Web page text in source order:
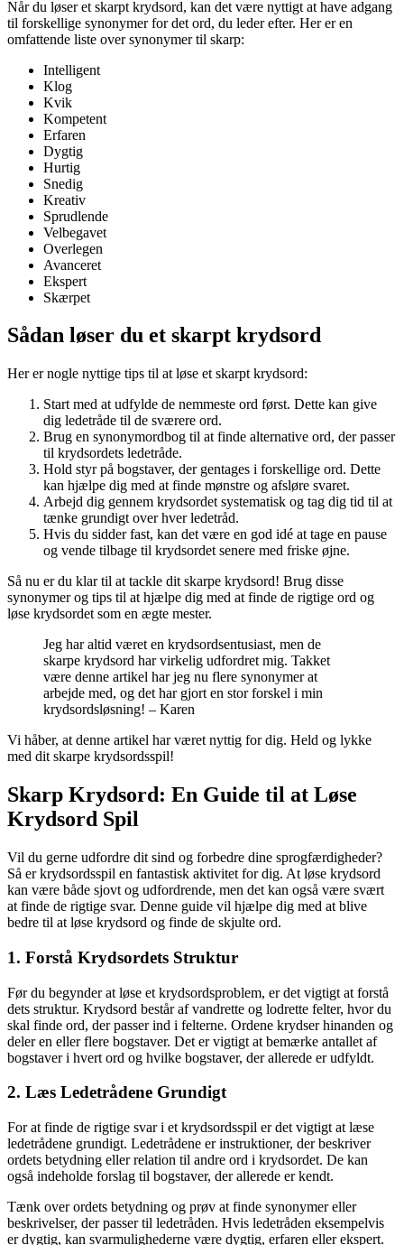
Når du løser et skarpt krydsord, kan det være nyttigt at have adgang
til forskellige synonymer for det ord, du leder efter. Her er en
omfattende liste over synonymer til skarp:
Intelligent
Klog
Kvik
Kompetent
Erfaren
Dygtig
Hurtig
Snedig
Kreativ
Sprudlende
Velbegavet
Overlegen
Avanceret
Ekspert
Skærpet
Sådan løser du et skarpt krydsord
Her er nogle nyttige tips til at løse et skarpt krydsord:
Start med at udfylde de nemmeste ord først. Dette kan give
dig ledetråde til de sværere ord.
Brug en synonymordbog til at finde alternative ord, der passer
til krydsordets ledetråde.
Hold styr på bogstaver, der gentages i forskellige ord. Dette
kan hjælpe dig med at finde mønstre og afsløre svaret.
Arbejd dig gennem krydsordet systematisk og tag dig tid til at
tænke grundigt over hver ledetråd.
Hvis du sidder fast, kan det være en god idé at tage en pause
og vende tilbage til krydsordet senere med friske øjne.
Så nu er du klar til at tackle dit skarpe krydsord! Brug disse
synonymer og tips til at hjælpe dig med at finde de rigtige ord og
løse krydsordet som en ægte mester.
Jeg har altid været en krydsordsentusiast, men de
skarpe krydsord har virkelig udfordret mig. Takket
være denne artikel har jeg nu flere synonymer at
arbejde med, og det har gjort en stor forskel i min
krydsordsløsning! – Karen
Vi håber, at denne artikel har været nyttig for dig. Held og lykke
med dit skarpe krydsordsspil!
Skarp Krydsord: En Guide til at Løse
Krydsord Spil
Vil du gerne udfordre dit sind og forbedre dine sprogfærdigheder?
Så er krydsordsspil en fantastisk aktivitet for dig. At løse krydsord
kan være både sjovt og udfordrende, men det kan også være svært
at finde de rigtige svar. Denne guide vil hjælpe dig med at blive
bedre til at løse krydsord og finde de skjulte ord.
1. Forstå Krydsordets Struktur
Før du begynder at løse et krydsordsproblem, er det vigtigt at forstå
dets struktur. Krydsord består af vandrette og lodrette felter, hvor du
skal finde ord, der passer ind i felterne. Ordene krydser hinanden og
deler en eller flere bogstaver. Det er vigtigt at bemærke antallet af
bogstaver i hvert ord og hvilke bogstaver, der allerede er udfyldt.
2. Læs Ledetrådene Grundigt
For at finde de rigtige svar i et krydsordsspil er det vigtigt at læse
ledetrådene grundigt. Ledetrådene er instruktioner, der beskriver
ordets betydning eller relation til andre ord i krydsordet. De kan
også indeholde forslag til bogstaver, der allerede er kendt.
Tænk over ordets betydning og prøv at finde synonymer eller
beskrivelser, der passer til ledetråden. Hvis ledetråden eksempelvis
er dygtig, kan svarmulighederne være dygtig, erfaren eller ekspert.